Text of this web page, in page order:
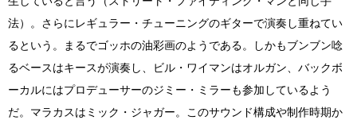
法）。さらにレギュラー・チューニングのギターで演奏し重ねてい
るという。まるでゴッホの油彩画のようである。しかもブンブン唸
るベースはキースが演奏し、ビル・ワイマンはオルガン、バックボ
ーカルにはプロデューサーのジミー・ミラーも参加しているよう
だ。マラカスはミック・ジャガー。このサウンド構成や制作時期か